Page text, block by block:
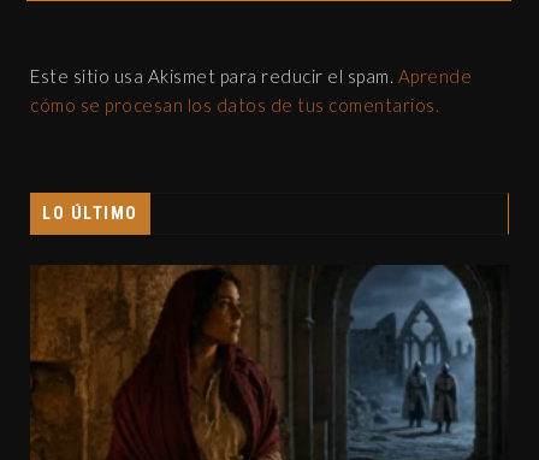
Este sitio usa Akismet para reducir el spam. Aprende
cómo se procesan los datos de tus comentarios.
LO ÚLTIMO